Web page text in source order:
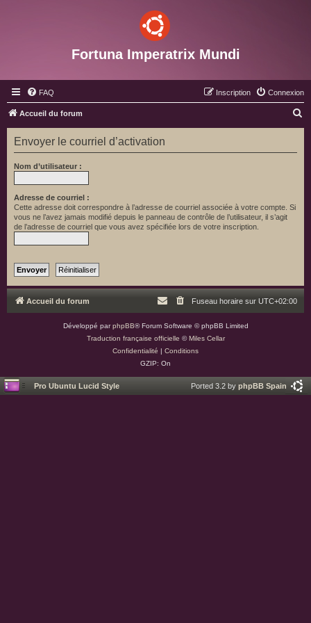
Fortuna Imperatrix Mundi
FAQ Connexion
Inscription
Accueil du forum
e
Envoyer le courriel d’activation
Nom d’utilisateur :
Adresse de courriel :
Cette adresse doit correspondre à l’adresse de courriel associée à votre compte. Si
vous ne l’avez jamais modifié depuis le panneau de contrôle de l’utilisateur, il s’agit
de l’adresse de courriel que vous avez spécifiée lors de votre inscription.
Accueil du forum Fuseau horaire sur UTC+02:00
Développé parphpBB® Forum Software © phpBB Limited
Traduction française officielle ©Miles Cellar
Confidentialité | Conditions
GZIP: On
Pro Ubuntu Lucid Style Ported 3.2 by phpBB Spain